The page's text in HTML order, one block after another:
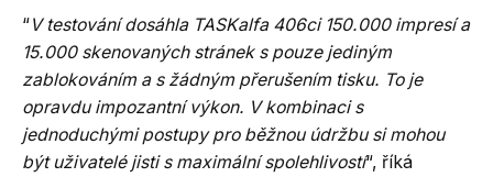
“V testování dosáhla TASKalfa 406ci 150.000 impresí a
15.000 skenovaných stránek s pouze jediným
zablokováním a s žádným přerušením tisku. To je
opravdu impozantní výkon. V kombinaci s
jednoduchými postupy pro běžnou údržbu si mohou
být uživatelé jisti s maximální spolehlivostí“, říká